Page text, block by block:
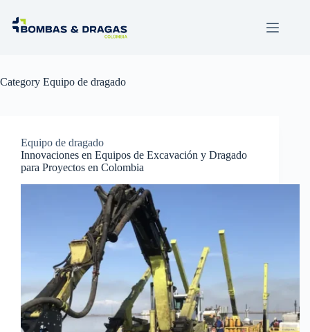
Category Equipo de dragado
Equipo de dragado
Innovaciones en Equipos de Excavación y Dragado
para Proyectos en Colombia